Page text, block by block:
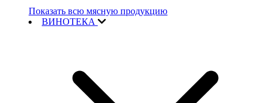
Показать всю мясную продукцию
ВИНОТЕКА